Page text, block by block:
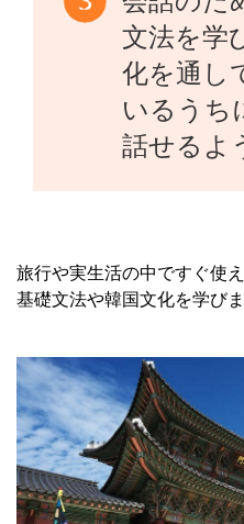
文法を学
化を通し
いるうち
話せるよ
旅行や実生活の中ですぐ使
基礎文法や韓国文化を学びま